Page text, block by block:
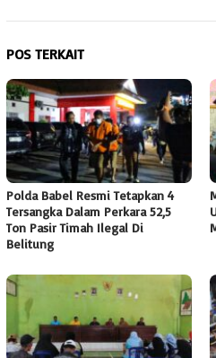
POS TERKAIT
Polda Babel Resmi Tetapkan 4
Tersangka Dalam Perkara 52,5
Ton Pasir Timah Ilegal Di
Belitung